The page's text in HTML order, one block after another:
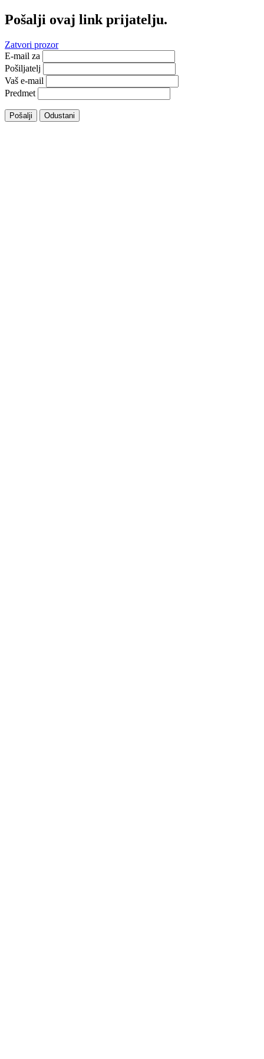
Pošalji ovaj link prijatelju.
Zatvori prozor
E-mail za
Pošiljatelj
Vaš e-mail
Predmet
Pošalji Odustani